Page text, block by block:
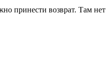
принести возврат. Там